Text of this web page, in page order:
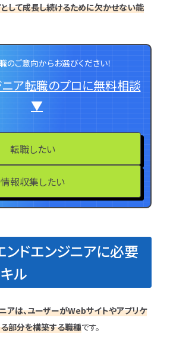
して成長し続けるために欠かせない能
のご意向からお選びください！
ア転職のプロに無料相談
▼
転職したい
情報収集したい
ンドエンジニアに必要
ル
アは、ユーザーがWebサイトやアプリケ
部分を構築する職種です。